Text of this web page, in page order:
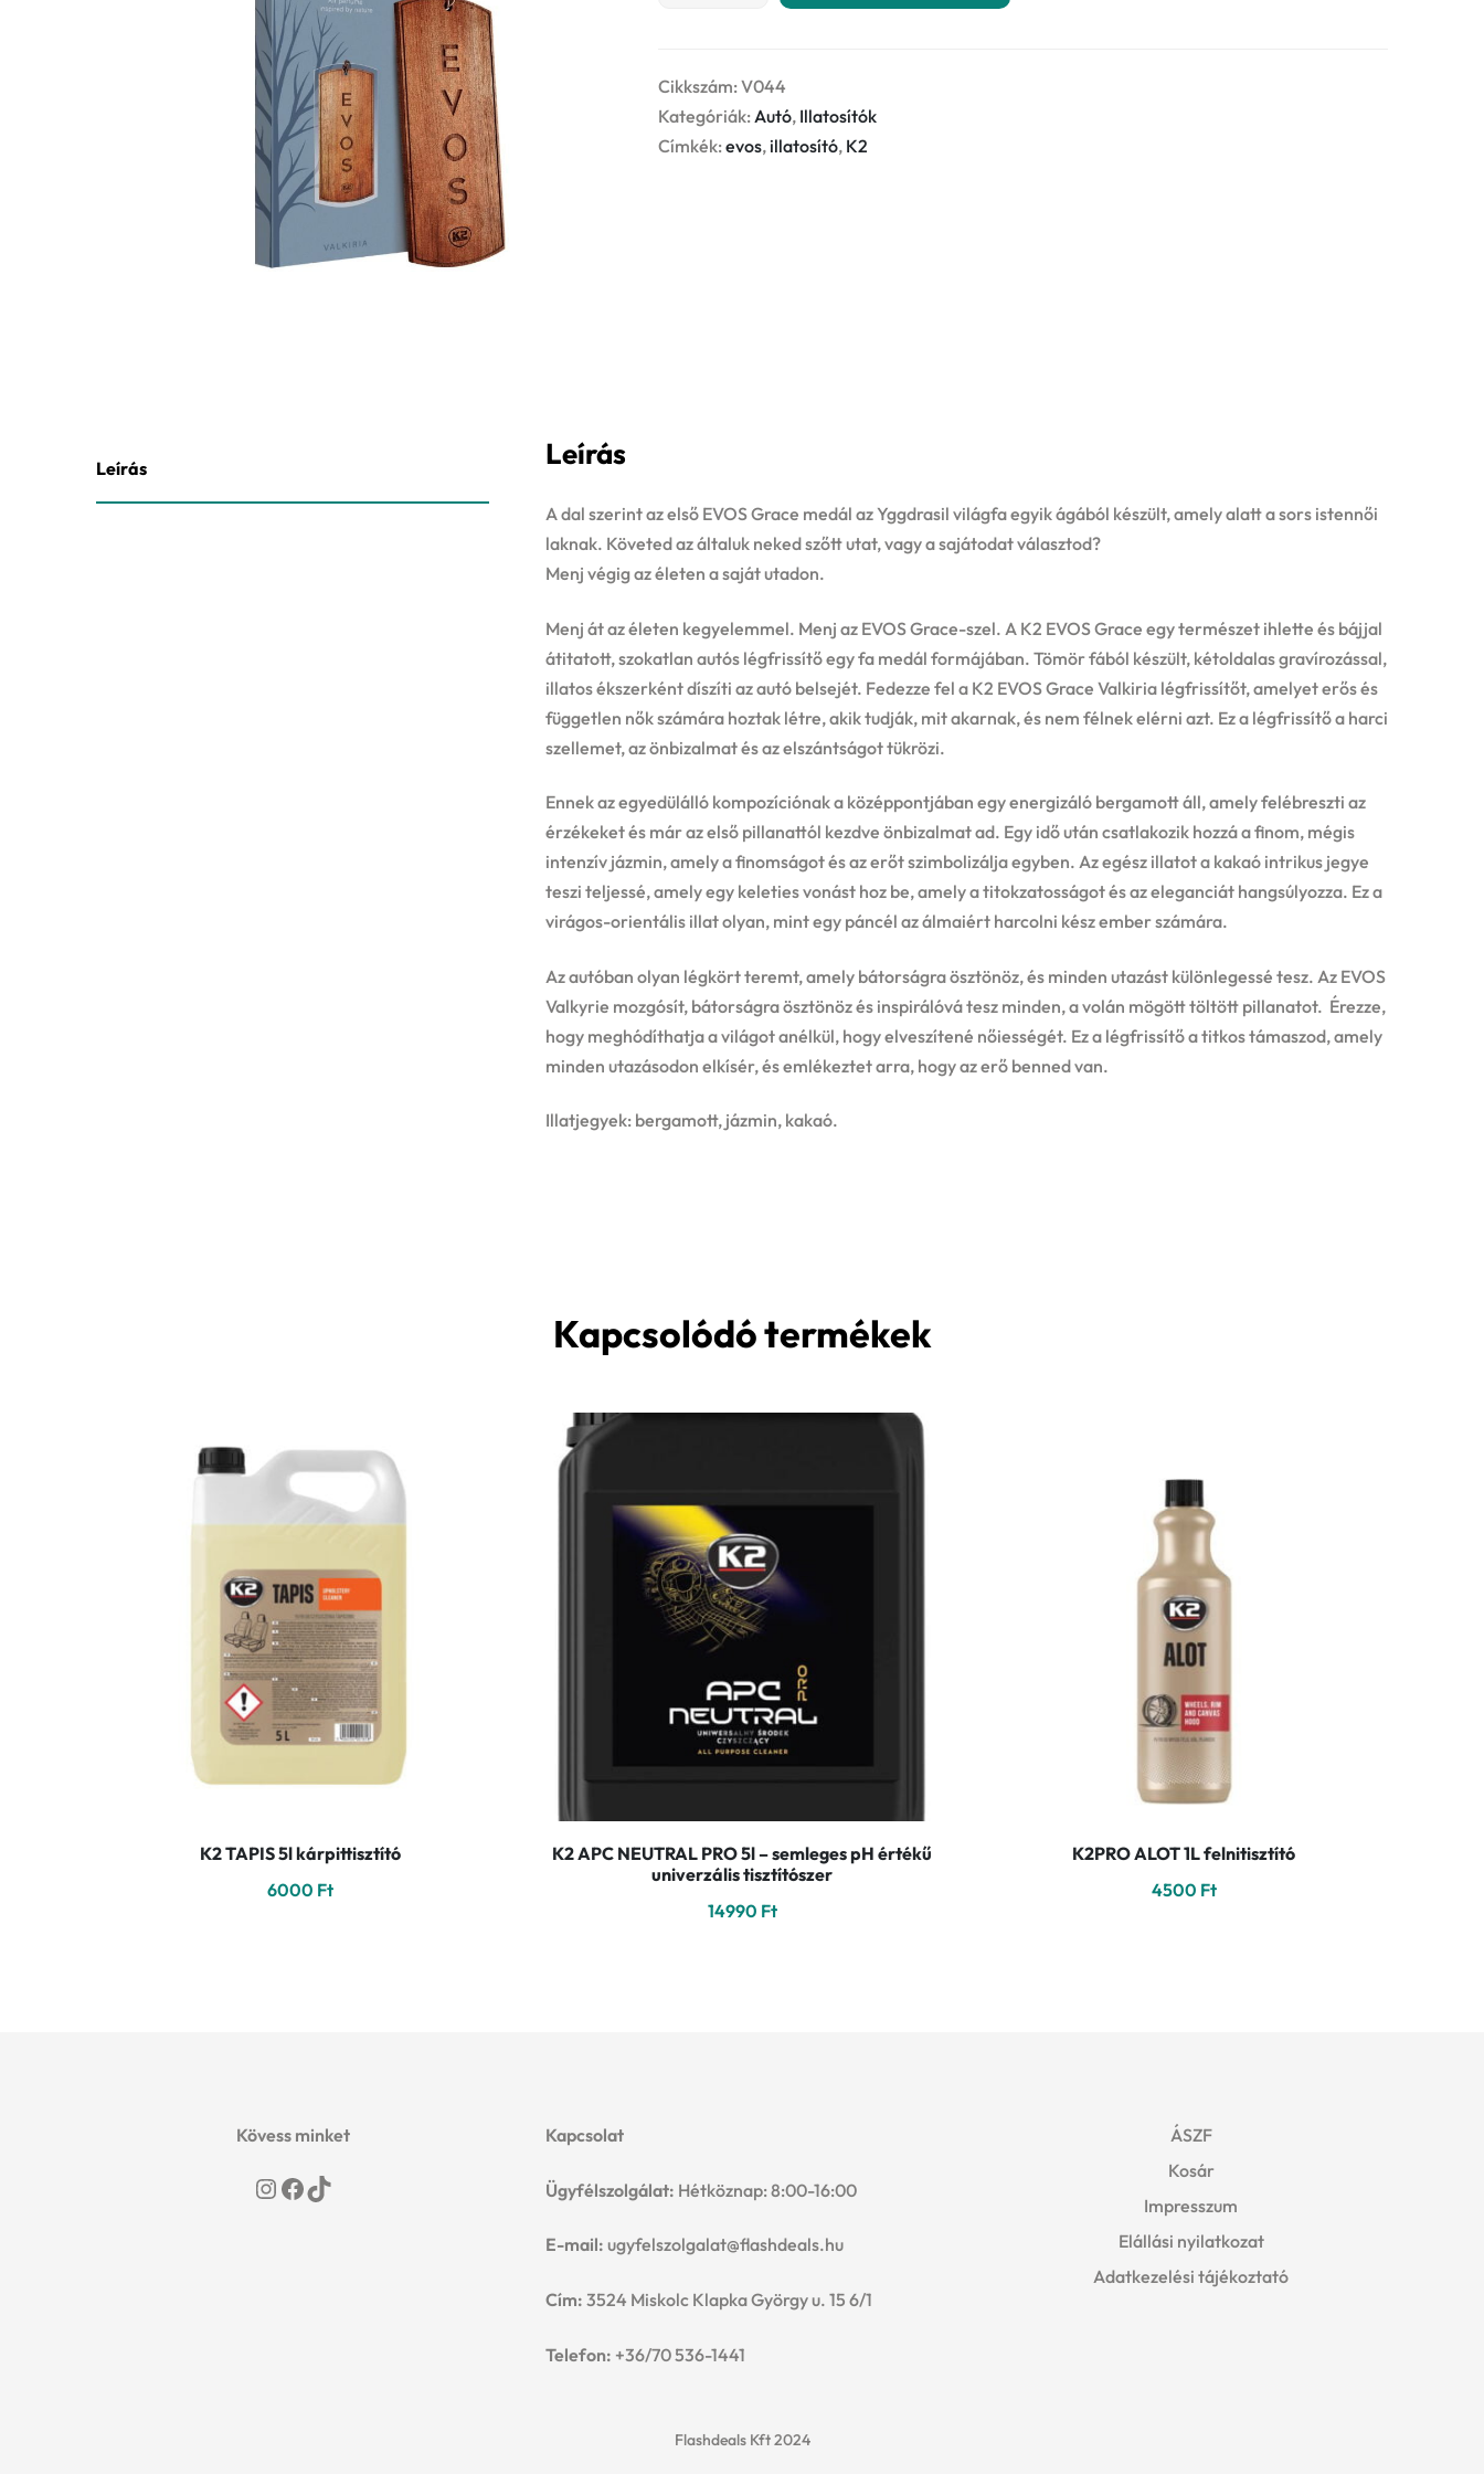
VALKIRIA
-
illatosító
Cikkszám:V044
Kategóriák:Autó, Illatosítók
Címkék:evos, illatosító, K2
Leírás Leírás
A dal szerint az első EVOS Grace medál az Yggdrasil világfa egyik ágából készült, amely alatt a sors istennői
laknak. Követed az általuk neked szőtt utat, vagy a sajátodat választod?
Menj végig az életen a saját utadon.
Menj át az életen kegyelemmel. Menj az EVOS Grace-szel. A K2 EVOS Grace egy természet ihlette és bájjal
átitatott, szokatlan autós légfrissítő egy fa medál formájában. Tömör fából készült, kétoldalas gravírozással,
illatos ékszerként díszíti az autó belsejét. Fedezze fel a K2 EVOS Grace Valkiria légfrissítőt, amelyet erős és
független nők számára hoztak létre, akik tudják, mit akarnak, és nem félnek elérni azt. Ez a légfrissítő a harci
szellemet, az önbizalmat és az elszántságot tükrözi.
Ennek az egyedülálló kompozíciónak a középpontjában egy energizáló bergamott áll, amely felébreszti az
érzékeket és már az első pillanattól kezdve önbizalmat ad. Egy idő után csatlakozik hozzá a finom, mégis
intenzív jázmin, amely a finomságot és az erőt szimbolizálja egyben. Az egész illatot a kakaó intrikus jegye
teszi teljessé, amely egy keleties vonást hoz be, amely a titokzatosságot és az eleganciát hangsúlyozza. Ez a
virágos-orientális illat olyan, mint egy páncél az álmaiért harcolni kész ember számára.
Az autóban olyan légkört teremt, amely bátorságra ösztönöz, és minden utazást különlegessé tesz. Az EVOS
Valkyrie mozgósít, bátorságra ösztönöz és inspirálóvá tesz minden, a volán mögött töltött pillanatot. Érezze,
hogy meghódíthatja a világot anélkül, hogy elveszítené nőiességét. Ez a légfrissítő a titkos támaszod, amely
minden utazásodon elkísér, és emlékeztet arra, hogy az erő benned van.
Illatjegyek: bergamott, jázmin, kakaó.
Kapcsolódó termékek
K2 TAPIS 5l kárpittisztító
6000 Ft
K2 APC NEUTRAL PRO 5l – semleges pH értékű
univerzális tisztítószer
14990 Ft
K2PRO ALOT 1L felnitisztító
4500 Ft
Kövess minket
Instagram
Facebook
TikTok
Kapcsolat
Ügyfélszolgálat: Hétköznap: 8:00-16:00
E-mail: ugyfelszolgalat@flashdeals.hu
Cím: 3524 Miskolc Klapka György u. 15 6/1
Telefon: +36/70 536-1441
ÁSZF
Kosár
Impresszum
Elállási nyilatkozat
Adatkezelési tájékoztató
Flashdeals Kft 2024